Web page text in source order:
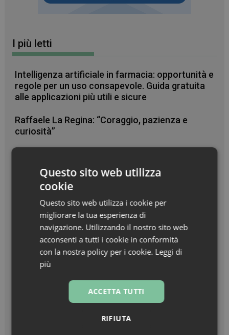
I più letti
Intelligenza artificiale in farmacia: opportunità e
regole per un uso consapevole. Guida gratuita
alle applicazioni più utili e sicure
Raffaele La Regina: “Coraggio, pazienza e
curiosità”
Zanzare & West Nile virus, prevenzione prima di
Turisti stranieri in farmacia, come essere
sempre pronti all’accoglienza
Questo sito web utilizza
cookie
Questo sito web utilizza i cookie per
migliorare la tua esperienza di
navigazione. Utilizzando il nostro sito web
acconsenti a tutti i cookie in conformità
con la nostra policy per i cookie. Leggi di
più
ACCETTA TUTTI
RIFIUTA